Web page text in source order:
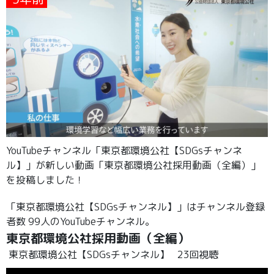
YouTubeチャンネル「東京都環境公社【SDGsチャンネ
ル】」が新しい動画「東京都環境公社採用動画（全編）」
を投稿しました！
「東京都環境公社【SDGsチャンネル】」はチャンネル登録
者数 99人のYouTubeチャンネル。
東京都環境公社採用動画（全編）
東京都環境公社【SDGsチャンネル】 23回視聴